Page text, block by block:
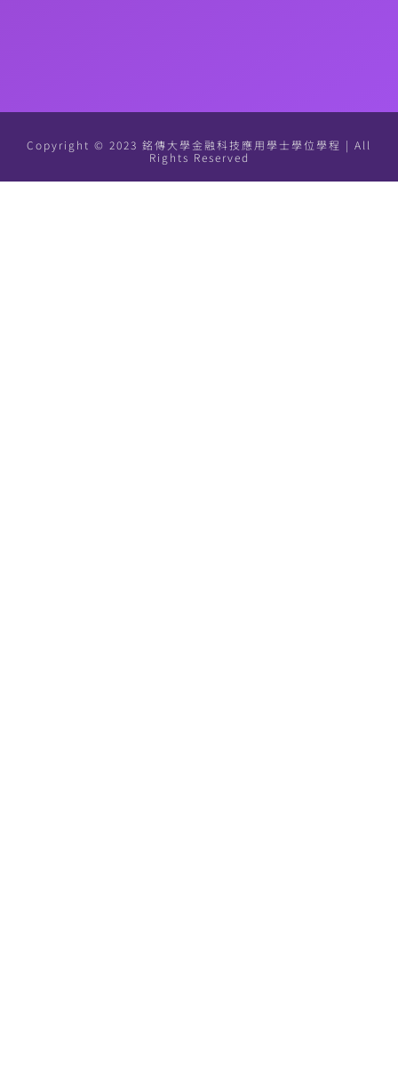
Copyright © 2023 銘傳大學金融科技應用學士學位學程 | All
Rights Reserved